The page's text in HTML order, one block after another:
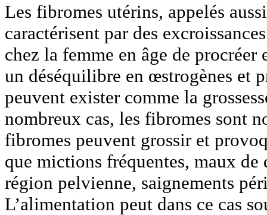
Les fibromes utérins, appelés
caractérisent par des
chez la femme en âge de procréer
un déséquilibre en œstrogènes et
peuvent exister comme la
nombreux cas, les fibromes sont
fibromes peuvent grossir et
que mictions fréquentes, maux de
région pelvienne, saignements
L’alimentation peut dans ce cas